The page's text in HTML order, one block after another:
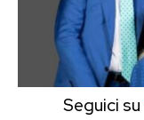
Seguici su